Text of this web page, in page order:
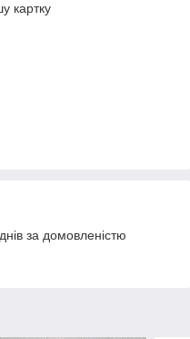
картку
за домовленістю